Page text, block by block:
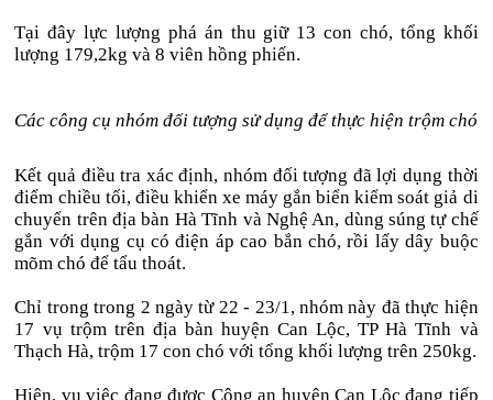
Tại đây lực lượng phá án thu giữ 13 con chó, tổng khối
lượng 179,2kg và 8 viên hồng phiến.
Các công cụ nhóm đối tượng sử dụng để thực hiện trộm chó
Kết quả điều tra xác định, nhóm đối tượng đã lợi dụng thời
điểm chiều tối, điều khiển xe máy gắn biển kiểm soát giả di
chuyển trên địa bàn Hà Tĩnh và Nghệ An, dùng súng tự chế
gắn với dụng cụ có điện áp cao bắn chó, rồi lấy dây buộc
mõm chó để tẩu thoát.
Chỉ trong trong 2 ngày từ 22 - 23/1, nhóm này đã thực hiện
17 vụ trộm trên địa bàn huyện Can Lộc, TP Hà Tĩnh và
Thạch Hà, trộm 17 con chó với tổng khối lượng trên 250kg.
Hiện, vụ việc đang được Công an huyện Can Lộc đang tiếp